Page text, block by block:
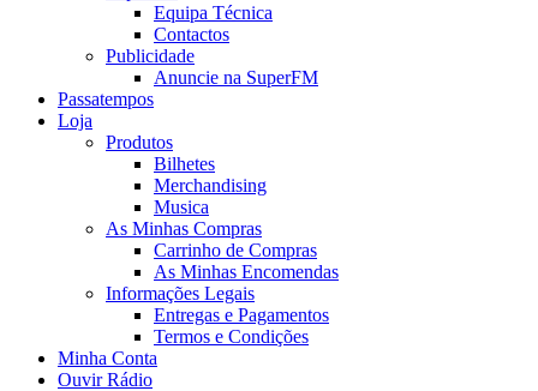
Equipa Técnica
Contactos
Publicidade
Anuncie na SuperFM
Passatempos
Loja
Produtos
Bilhetes
Merchandising
Musica
As Minhas Compras
Carrinho de Compras
As Minhas Encomendas
Informações Legais
Entregas e Pagamentos
Termos e Condições
Minha Conta
Ouvir Rádio